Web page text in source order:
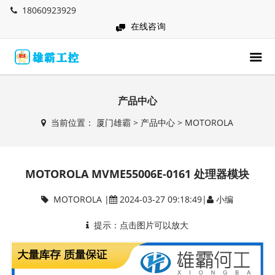
18060923929
在线咨询
产品中心
当前位置： 厦门雄霸 > 产品中心 > MOTOROLA
MOTOROLA MVME55006E-0161 处理器模块
MOTOROLA | 2024-03-27 09:18:49| 小编
提示：点击图片可以放大